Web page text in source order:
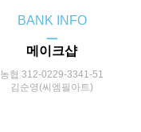
BANK INFO
ㅡ
메이크샵
농협 312-0229-3341-51
김순영(씨엠필아트)